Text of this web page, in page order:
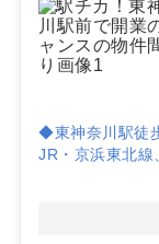
アリング調査を
に検証してくだ
掲載中の京急東
しています。公
気軽にご相談く
◆東神奈川駅徒
JR・京浜東北線
所に位置する